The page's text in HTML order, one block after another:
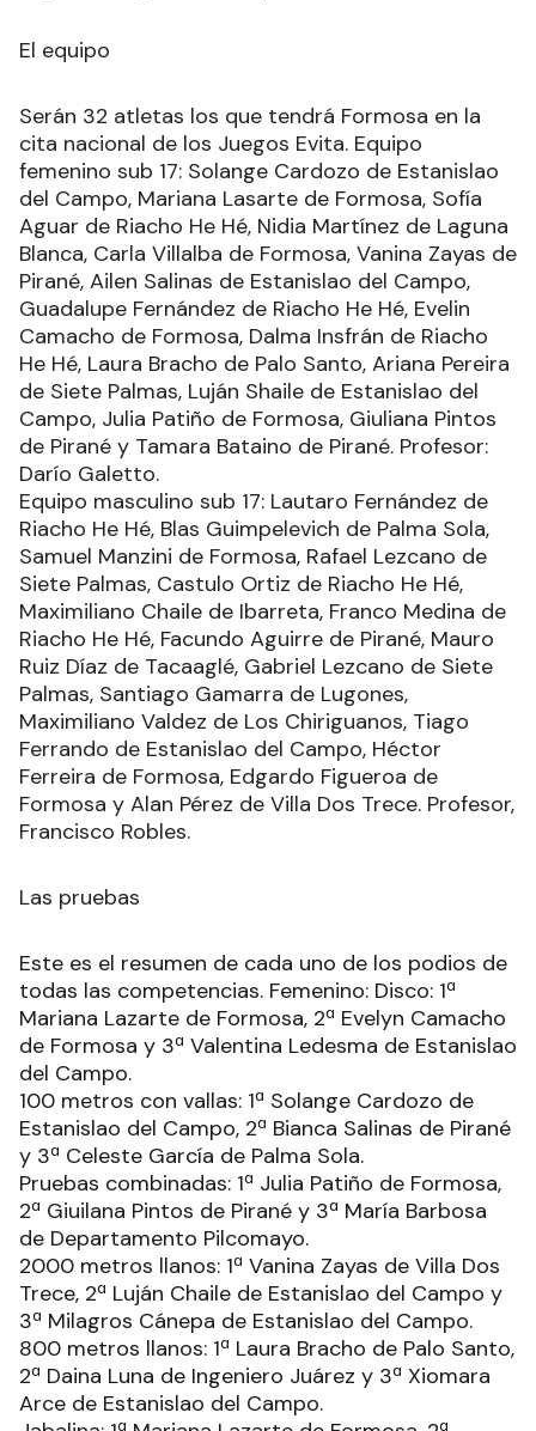
El equipo
Serán 32 atletas los que tendrá Formosa en la
cita nacional de los Juegos Evita. Equipo
femenino sub 17: Solange Cardozo de Estanislao
del Campo, Mariana Lasarte de Formosa, Sofía
Aguar de Riacho He Hé, Nidia Martínez de Laguna
Blanca, Carla Villalba de Formosa, Vanina Zayas de
Pirané, Ailen Salinas de Estanislao del Campo,
Guadalupe Fernández de Riacho He Hé, Evelin
Camacho de Formosa, Dalma Insfrán de Riacho
He Hé, Laura Bracho de Palo Santo, Ariana Pereira
de Siete Palmas, Luján Shaile de Estanislao del
Campo, Julia Patiño de Formosa, Giuliana Pintos
de Pirané y Tamara Bataino de Pirané. Profesor:
Darío Galetto.
Equipo masculino sub 17: Lautaro Fernández de
Riacho He Hé, Blas Guimpelevich de Palma Sola,
Samuel Manzini de Formosa, Rafael Lezcano de
Siete Palmas, Castulo Ortiz de Riacho He Hé,
Maximiliano Chaile de Ibarreta, Franco Medina de
Riacho He Hé, Facundo Aguirre de Pirané, Mauro
Ruiz Díaz de Tacaaglé, Gabriel Lezcano de Siete
Palmas, Santiago Gamarra de Lugones,
Maximiliano Valdez de Los Chiriguanos, Tiago
Ferrando de Estanislao del Campo, Héctor
Ferreira de Formosa, Edgardo Figueroa de
Formosa y Alan Pérez de Villa Dos Trece. Profesor,
Francisco Robles.
Las pruebas
Este es el resumen de cada uno de los podios de
todas las competencias. Femenino: Disco: 1ª
Mariana Lazarte de Formosa, 2ª Evelyn Camacho
de Formosa y 3ª Valentina Ledesma de Estanislao
del Campo.
100 metros con vallas: 1ª Solange Cardozo de
Estanislao del Campo, 2ª Bianca Salinas de Pirané
y 3ª Celeste García de Palma Sola.
Pruebas combinadas: 1ª Julia Patiño de Formosa,
2ª Giuilana Pintos de Pirané y 3ª María Barbosa
de Departamento Pilcomayo.
2000 metros llanos: 1ª Vanina Zayas de Villa Dos
Trece, 2ª Luján Chaile de Estanislao del Campo y
3ª Milagros Cánepa de Estanislao del Campo.
800 metros llanos: 1ª Laura Bracho de Palo Santo,
2ª Daina Luna de Ingeniero Juárez y 3ª Xiomara
Arce de Estanislao del Campo.